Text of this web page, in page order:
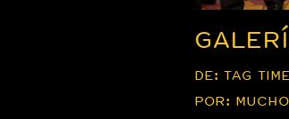
DE: TAG TIME
POR: